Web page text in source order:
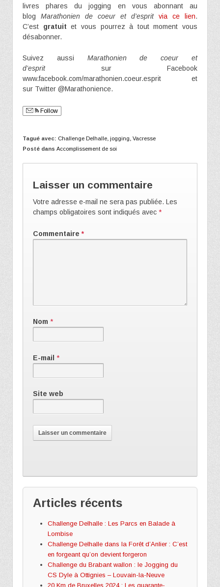
livres phares du jogging en vous abonnant au
blog Marathonien de coeur et d’esprit via ce lien.
C’est gratuit et vous pourrez à tout moment vous
désabonner.
Suivez aussi Marathonien de coeur et
d’espritsur Facebook
www.facebook.com/marathonien.coeur.esprit et
sur Twitter @Marathonience.
Follow
Tagué avec: Challenge Delhalle jogging Vacresse
Posté dans Accomplissement de soi
Laisser un commentaire
Votre adresse e-mail ne sera pas publiée. Les
champs obligatoires sont indiqués avec *
Commentaire *
Nom *
E-mail *
Site web
Articles récents
Challenge Delhalle : Les Parcs en Balade à
Lombise
Challenge Delhalle dans la Forêt d’Anlier : C’est
en forgeant qu’on devient forgeron
Challenge du Brabant wallon : le Jogging du
CS Dyle à Ottignies – Louvain-la-Neuve
20 Km de Bruxelles 2024 : Les quarante-